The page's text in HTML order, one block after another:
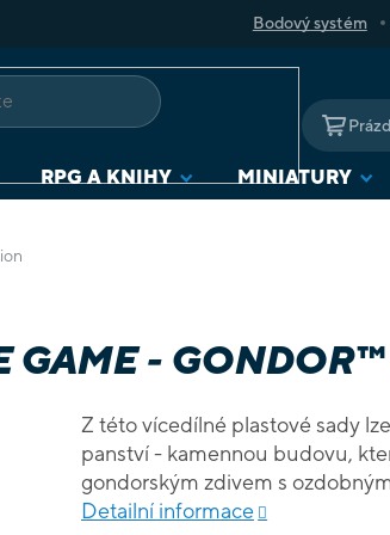
Bodový systém
RPG A KNIHY MINIATURY
GAME -
Z této vícedílné plastové sady
panství - kamennou budovu,
gondorským zdivem s
dveřmi vyztuženými železem.
Detailní informace